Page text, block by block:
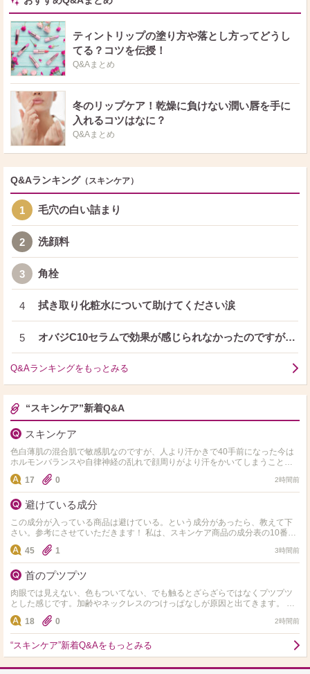
ティントリップの塗り方や落とし方ってどうし
てる？コツを伝授！
Q&Aまとめ
冬のリップケア！乾燥に負けない潤い唇を手に
入れるコツはなに？
Q&Aまとめ
Q&Aランキング （スキンケア）
1 毛穴の白い詰まり
2 洗顔料
3 角栓
4 拭き取り化粧水について助けてください涙
5 オバジC10セラムで効果が感じられなかったのですが…
Q&Aランキングをもっとみる
“スキンケア”新着Q&A
スキンケア
色白薄肌の混合肌で敏感肌なのですが、人より汗かきで40手前になった今は
ホルモンバランスや自律神経の乱れで顔周りがより汗をかいてしまうこと
と、毎日のエアコンで内側が乾いている感じがします。同じような…
17 0 2時間前
避けている成分
この成分が入っている商品は避けている。という成分があったら、教えて下
さい。参考にさせていただきます！ 私は、スキンケア商品の成分表の10番目
以内にアルコール、エタノール、セタノールが入ってい…
45 1 3時間前
首のプツプツ
肉眼では見えない、色もついてない、でも触るとざらざらではなくプツプツ
とした感じです。加齢やネックレスのつけっぱなしが原因と出てきます。 皮
膚科へ行こうと思っていますが、同じような方、市販ではどの…
18 0 2時間前
“スキンケア”新着Q&Aをもっとみる